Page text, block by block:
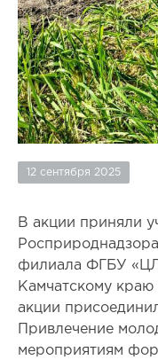
12 сентября 2025
В акции приняли
филиала ФГБУ
Камчатскому краю
акции
Привлечение
мероприятиям